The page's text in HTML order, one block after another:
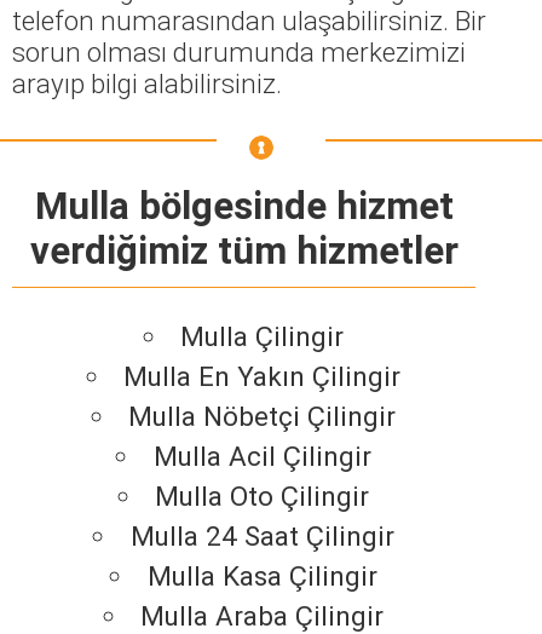
telefon numarasından ulaşabilirsiniz. Bir
sorun olması durumunda merkezimizi
arayıp bilgi alabilirsiniz.
Mulla bölgesinde hizmet
verdiğimiz tüm hizmetler
Mulla Çilingir
Mulla En Yakın Çilingir
Mulla Nöbetçi Çilingir
Mulla Acil Çilingir
Mulla Oto Çilingir
Mulla 24 Saat Çilingir
Mulla Kasa Çilingir
Mulla Araba Çilingir